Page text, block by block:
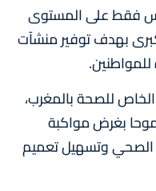
فقط على المستوى
بهدف توفير منشآت
الخاص للصحة بالمغرب،
بغرض مواكبة
الصحي وتسهيل تعميم